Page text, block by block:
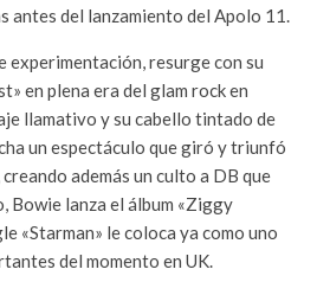
antes del lanzamiento del Apolo 11.
experimentación, resurge con su
en plena era del glam rock en
llamativo y su cabello tintado de
un espectáculo que giró y triunfó
además un culto a DB que
Bowie lanza el álbum «Ziggy
«Starman» le coloca ya como uno
del momento en UK.